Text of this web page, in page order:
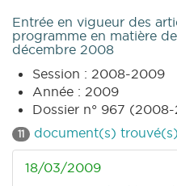
Entrée en vigueur des
programme en matière
décembre 2008
Session : 2008-2009
Année : 2009
Dossier n° 967
11 document(s)
18/03/2009